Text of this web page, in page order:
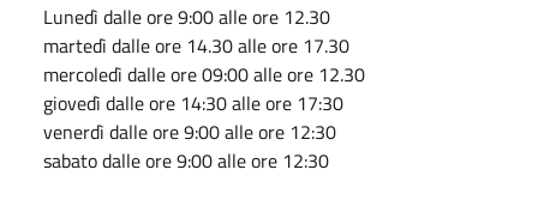
Lunedì dalle ore 9:00 alle ore 12.30
martedì dalle ore 14.30 alle ore 17.30
mercoledì dalle ore 09:00 alle ore 12.30
giovedì dalle ore 14:30 alle ore 17:30
venerdì dalle ore 9:00 alle ore 12:30
sabato dalle ore 9:00 alle ore 12:30